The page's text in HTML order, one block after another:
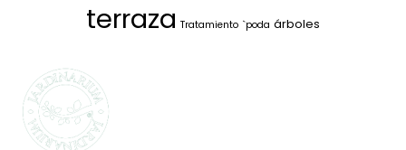
terraza Tratamiento `poda árboles